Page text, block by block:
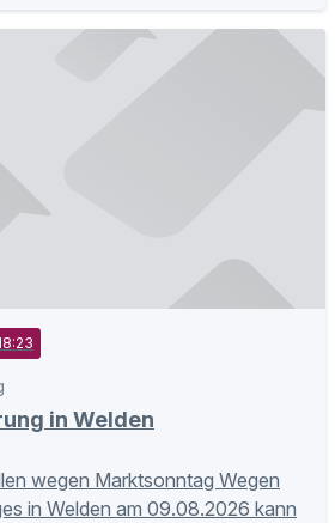
in Welden
wegen Marktsonntag Wegen
in Welden am 09.08.2026 kann